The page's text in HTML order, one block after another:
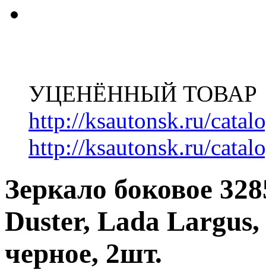
УЦЕНЁННЫЙ ТОВАР
http://ksautonsk.ru/
http://ksautonsk.ru/
Зеркало боковое
Duster, Lada Largus,
черное, 2шт.